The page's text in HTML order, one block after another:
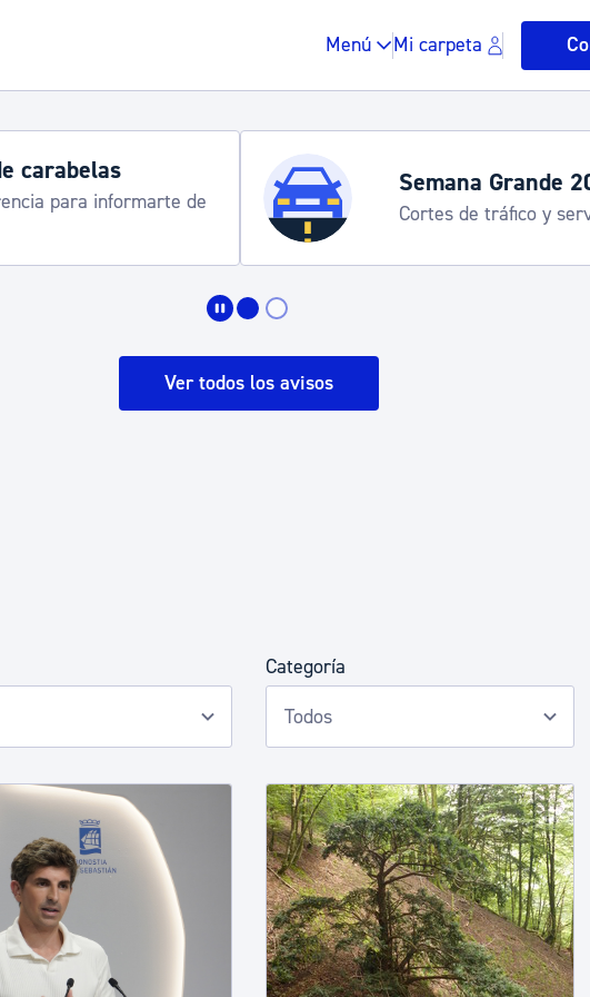
Menú Mi carpeta
Espacio público, residuos y
Igualdad, Derechos Humanos y
Turismo
Horarios y servicios
Udalinfo, Donostia
Urgull, Hondalea, Turismo
Ver todos los avisos
Categoría